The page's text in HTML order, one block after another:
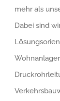
mehr als
Dabei sind